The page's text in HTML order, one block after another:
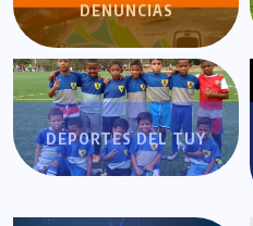
DENUNCIAS
DEPORTES DEL TUY